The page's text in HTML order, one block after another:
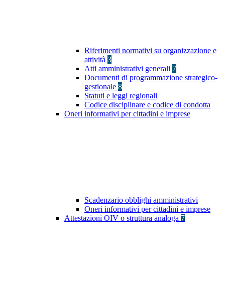
Riferimenti normativi su organizzazione e
attività 3
Atti amministrativi generali 7
Documenti di programmazione strategico-
gestionale 8
Statuti e leggi regionali
Codice disciplinare e codice di condotta
Oneri informativi per cittadini e imprese
Scadenzario obblighi amministrativi
Oneri informativi per cittadini e imprese
Attestazioni OIV o struttura analoga 7